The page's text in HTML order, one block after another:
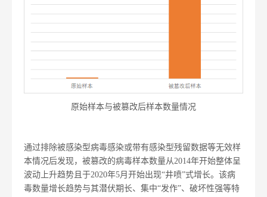
原始样本与被篡改后样本数量情况
通过排除被感染型病毒感染或带有感染型残留数据等无效样
本情况后发现，被篡改的病毒样本数量从2014年开始整体呈
波动上升趋势且于2020年5月开始出现“井喷”式增长。该病
毒数量增长趋势与其潜伏期长、集中“发作”、破坏性强等特